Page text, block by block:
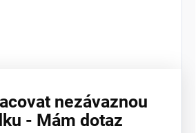
nezávaznou
- Mám dotaz